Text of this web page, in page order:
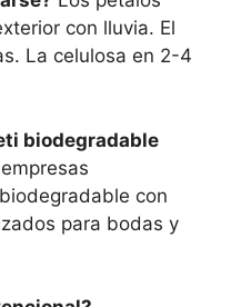
con lluvia. El
La celulosa en 2-4
biodegradable
con
para bodas y